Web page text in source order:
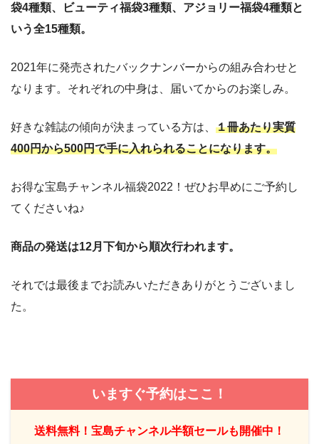
袋4種類、ビューティ福袋3種類、アジョリー福袋4種類と
いう全15種類。
2021年に発売されたバックナンバーからの組み合わせと
なります。それぞれの中身は、届いてからのお楽しみ。
好きな雑誌の傾向が決まっている方は、 １冊あたり実質
400円から500円で手に入れられることになります。
お得な宝島チャンネル福袋2022！ぜひお早めにご予約し
てくださいね♪
商品の発送は12月下旬から順次行われます。
それでは最後までお読みいただきありがとうございまし
た。
いますぐ予約はここ！
送料無料！宝島チャンネル半額セールも開催中！